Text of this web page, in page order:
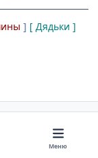
] [ Дядьки ]
Меню